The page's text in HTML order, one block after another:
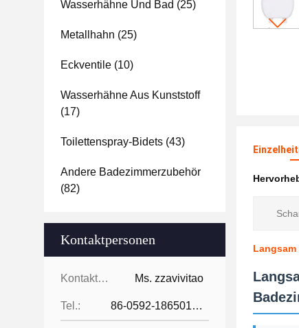
Wasserhähne Und Bad (25)
Metallhahn (25)
Eckventile (10)
Wasserhähne Aus Kunststoff
(17)
Toilettenspray-Bidets (43)
Andere Badezimmerzubehör
(82)
Kontaktpersonen
Kontaktpersonen: Ms. zzavivitao
Tel.: 86-0592-18650185095